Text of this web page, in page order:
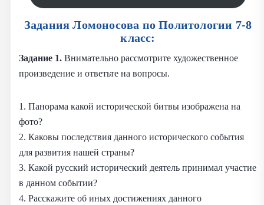
Задания Ломоносова по Политологии 7-8
класс:
Задание 1. Внимательно рассмотрите художественное
произведение и ответьте на вопросы.
1. Панорама какой исторической битвы изображена на
фото?
2. Каковы последствия данного исторического события
для развития нашей страны?
3. Какой русский исторический деятель принимал участие
в данном событии?
4. Расскажите об иных достижениях данного